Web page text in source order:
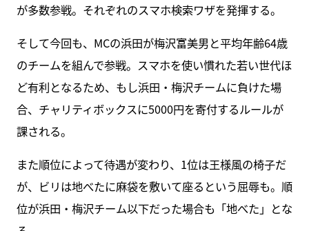
が多数参戦。それぞれのスマホ検索ワザを発揮する。
そして今回も、MCの浜田が梅沢富美男と平均年齢64歳
のチームを組んで参戦。スマホを使い慣れた若い世代ほ
ど有利となるため、もし浜田・梅沢チームに負けた場
合、チャリティボックスに5000円を寄付するルールが
課される。
また順位によって待遇が変わり、1位は王様風の椅子だ
が、ビリは地べたに麻袋を敷いて座るという屈辱も。順
位が浜田・梅沢チーム以下だった場合も「地べた」とな